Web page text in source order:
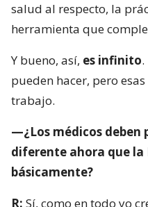
salud al respecto, la
herramienta que
Y bueno, así, es infinito
pueden hacer, pero
trabajo.
—¿Los médicos deben
diferente ahora que la
básicamente?
R: Sí, como en todo yo